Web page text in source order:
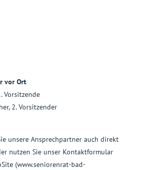
vor Ort
Vorsitzende
2. Vorsitzender
unsere Ansprechpartner auch direkt
nutzen Sie unser Kontaktformular
(www.seniorenrat-bad-